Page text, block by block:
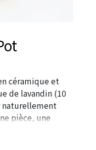
céramique et
de lavandin (10
naturellement
pièce, une
pour diffuser